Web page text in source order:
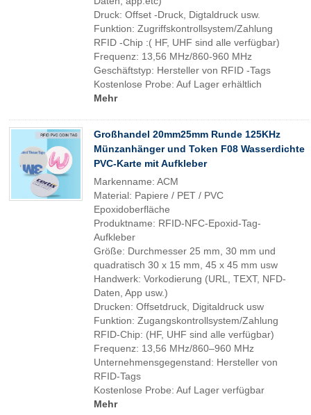
Druck: Offset -Druck, Digtaldruck usw.
Funktion: Zugriffskontrollsystem/Zahlung
RFID -Chip :( HF, UHF sind alle verfügbar)
Frequenz: 13,56 MHz/860-960 MHz
Geschäftstyp: Hersteller von RFID -Tags
Kostenlose Probe: Auf Lager erhältlich
Mehr
Großhandel 20mm25mm Runde 125KHz
Münzanhänger und Token F08 Wasserdichte
PVC-Karte mit Aufkleber
Markenname: ACM
Material: Papiere / PET / PVC
Epoxidoberfläche
Produktname: RFID-NFC-Epoxid-Tag-
Aufkleber
Größe: Durchmesser 25 mm, 30 mm und
quadratisch 30 x 15 mm, 45 x 45 mm usw
Handwerk: Vorkodierung (URL, TEXT, NFD-
Daten, App usw.)
Drucken: Offsetdruck, Digitaldruck usw
Funktion: Zugangskontrollsystem/Zahlung
RFID-Chip: (HF, UHF sind alle verfügbar)
Frequenz: 13,56 MHz/860–960 MHz
Unternehmensgegenstand: Hersteller von
RFID-Tags
Kostenlose Probe: Auf Lager verfügbar
Mehr